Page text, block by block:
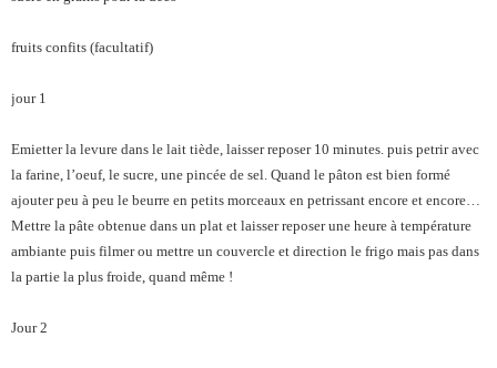
fruits confits (facultatif)
jour 1
Emietter la levure dans le lait tiède, laisser reposer 10 minutes. puis petrir avec
la farine, l’oeuf, le sucre, une pincée de sel. Quand le pâton est bien formé
ajouter peu à peu le beurre en petits morceaux en petrissant encore et encore…
Mettre la pâte obtenue dans un plat et laisser reposer une heure à température
ambiante puis filmer ou mettre un couvercle et direction le frigo mais pas dans
la partie la plus froide, quand même !
Jour 2